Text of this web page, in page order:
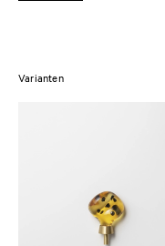
bietet eine hohe
Gebrauch. Die Stangen
Varianten